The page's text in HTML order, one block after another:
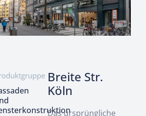
Breite Str.
Köln
Das ursprüngliche